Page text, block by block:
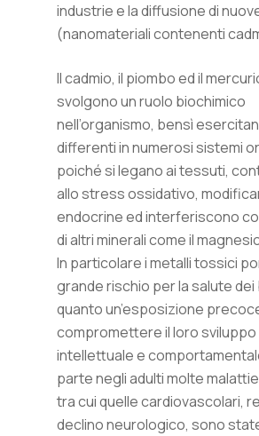
industrie e la diffusione di
(nanomateriali contenenti
Il cadmio, il piombo ed il
svolgono un ruolo biochimico
nell’organismo, bensì
differenti in numerosi sistemi
poiché si legano ai tessuti,
allo stress ossidativo,
endocrine ed interferiscono
di altri minerali come il
In particolare i metalli tossici
grande rischio per la salute dei
quanto un’esposizione
compromettere il loro
intellettuale e
parte negli adulti molte
tra cui quelle cardiovascolari,
declino neurologico, sono